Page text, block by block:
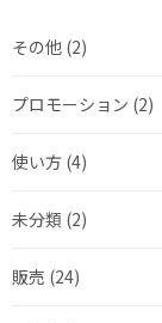
その他 (2)
プロモーション (2)
使い方 (4)
未分類 (2)
販売 (24)